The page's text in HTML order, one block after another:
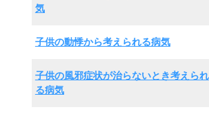
気
子供の動悸から考えられる病気
子供の風邪症状が治らないとき考えられ
る病気